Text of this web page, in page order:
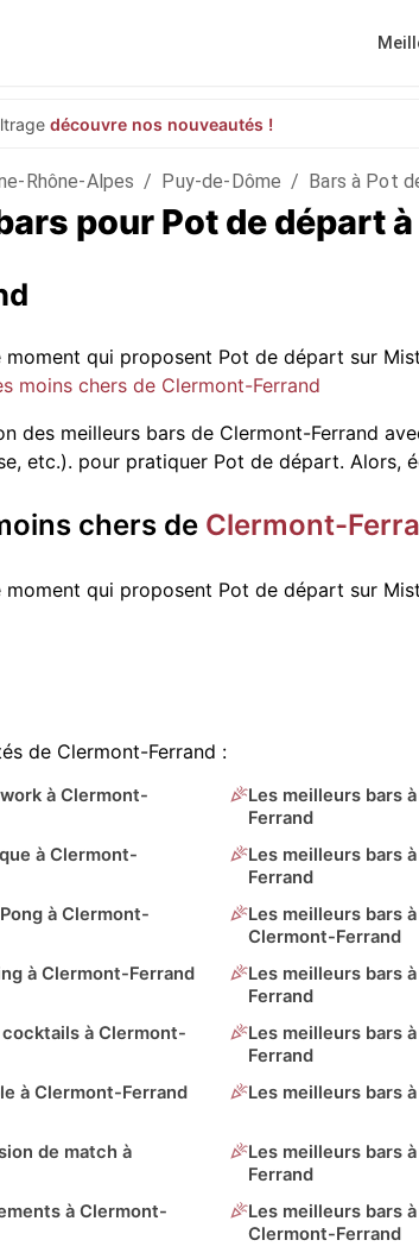
découvre nos nouveautés !
Rhône-Alpes / Puy-de-Dôme / Bars à Pot
pour Pot de départ
qui proposent Pot de départ sur
moins chers de Clermont-Ferrand
des meilleurs bars de Clermont-Ferrand
etc.). pour pratiquer Pot de départ. Alors,
chers de Clermont-
qui proposent Pot de départ sur
de Clermont-Ferrand :
à Clermont-
Les meilleurs bars
Ferrand
à Clermont-
Les meilleurs bars
Ferrand
à Clermont-
Les meilleurs bars
Clermont-Ferrand
à Clermont-Ferrand
Les meilleurs bars
Ferrand
cocktails à Clermont-
Les meilleurs bars
Ferrand
à Clermont-Ferrand Les meilleurs bars
de match à
Les meilleurs bars
Ferrand
à Clermont-
Les meilleurs bars
Clermont-Ferrand